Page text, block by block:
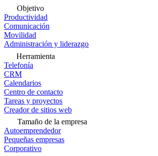
Objetivo
Productividad
Comunicación
Movilidad
Administración y liderazgo
Herramienta
Telefonía
CRM
Calendarios
Centro de contacto
Tareas y proyectos
Creador de sitios web
Tamaño de la empresa
Autoemprendedor
Pequeñas empresas
Corporativo